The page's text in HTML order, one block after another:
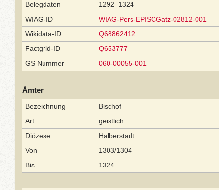
Belegdaten
1292–1324
WIAG-ID
WIAG-Pers-EPISCGatz-02812-001
Wikidata-ID
Q68862412
Factgrid-ID
Q653777
GS Nummer
060-00055-001
Ämter
Bezeichnung
Bischof
Art
geistlich
Diözese
Halberstadt
Von
1303/1304
Bis
1324